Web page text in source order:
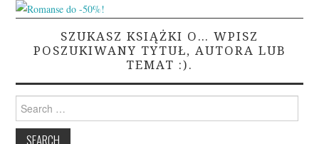
SZUKASZ KSIĄŻKI O… WPISZ
POSZUKIWANY TYTUŁ, AUTORA LUB
TEMAT :).
for: